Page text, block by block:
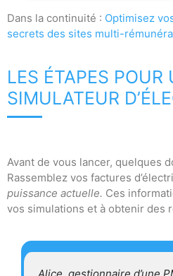
Dans la continuité : Optimisez
secrets des sites multi-
LES ÉTAPES POUR
SIMULATEUR
Avant de vous lancer, quelques
Rassemblez vos factures
puissance actuelle. Ces
vos simulations et à obtenir des